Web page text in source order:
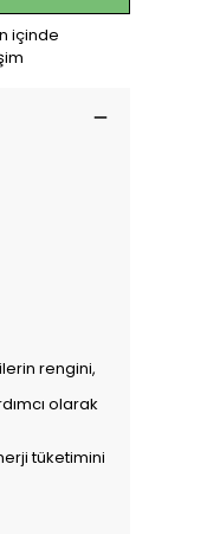
içinde
rengini,
olarak
tüketimini